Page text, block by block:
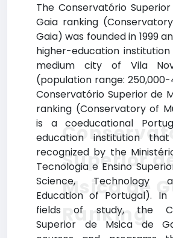
The Conservatório
Gaia ranking
Gaia) was founded in 1999
higher-education
medium city of Vila
(population range: 250,000-
Conservatório Superior de
ranking (Conservatory of
is a coeducational
education institution
recognized by the
Tecnologia e Ensino
Science, Technology
Education of Portugal).
fields of study, the
Superior de Msica de
Superior
Msica de
Ranking